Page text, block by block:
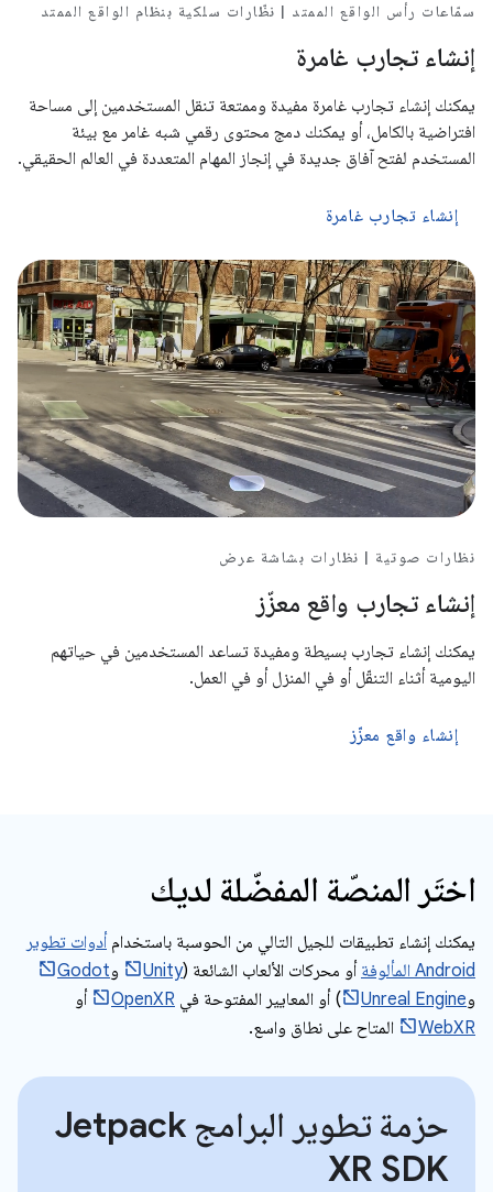
سمّاعات رأس الواقع الممتد | نظّارات سلكية بنظام الواقع الممتد
إنشاء تجارب غامرة
يمكنك إنشاء تجارب غامرة مفيدة وممتعة تنقل المستخدمين إلى مساحة
افتراضية بالكامل، أو يمكنك دمج محتوى رقمي شبه غامر مع بيئة
المستخدم لفتح آفاق جديدة في إنجاز المهام المتعددة في العالم الحقيقي.
إنشاء تجارب غامرة
نظارات صوتية | نظارات بشاشة عرض
إنشاء تجارب واقع معزّز
يمكنك إنشاء تجارب بسيطة ومفيدة تساعد المستخدمين في حياتهم
اليومية أثناء التنقّل أو في المنزل أو في العمل.
إنشاء واقع معزّز
اختَر المنصّة المفضّلة لديك
يمكنك إنشاء تطبيقات للجيل التالي من الحوسبة باستخدامأدوات تطوير
Android المألوفة
أو محركات الألعاب الشائعة (Unity وGodot
وUnreal Engine ) أو المعايير المفتوحة في OpenXR
أو
WebXR
المتاح على نطاق واسع.
حزمة تطوير البرامج Jetpack
XR SDK